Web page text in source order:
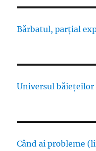
Bărbatul, parțial
Universul
Când ai probleme